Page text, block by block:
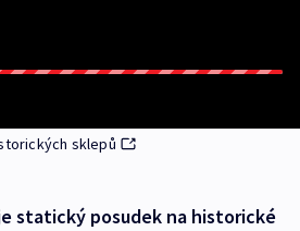
sklepů
statický posudek na historické